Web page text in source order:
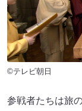
©テレビ朝日
参戦者たちは旅